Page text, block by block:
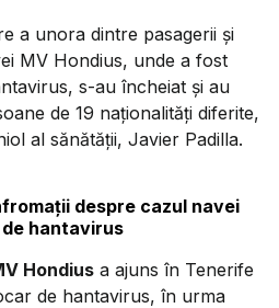
de pe vasul de
la hantavirus
diferit în SUA:
locuitorilor din
primirea navei MV
focarul de hantavirus
a unora dintre pasagerii și
MV Hondius, unde a fost
s-au încheiat și au
de 19 naționalități diferite,
al sănătății, Javier Padilla.
despre cazul navei
hantavirus
Hondius a ajuns în Tenerife
de hantavirus, în urma